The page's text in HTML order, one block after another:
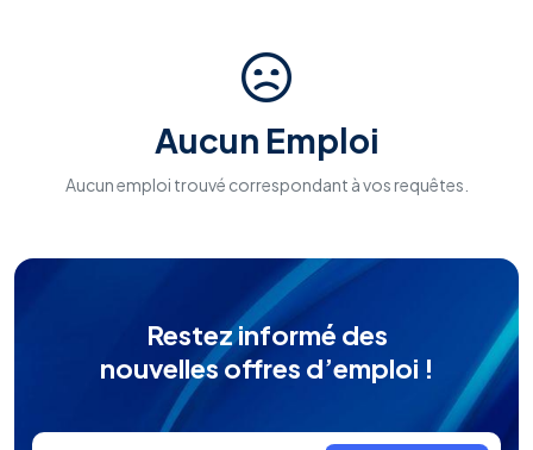
Aucun Emploi
Aucun emploi trouvé correspondant à vos requêtes.
Restez informé des
nouvelles offres d’emploi !